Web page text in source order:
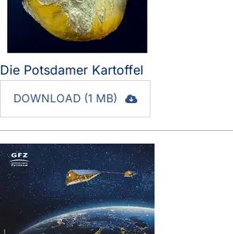
Die Potsdamer Kartoffel
DOWNLOAD (1 MB)